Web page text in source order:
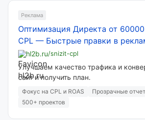
Реклама
Оптимизация Директа от
CPL — Быстрые правки в
hl2b.ru/snizit-cpl
Улучшаем качество трафика и
сайт и получить план.
Фокус на CPL и ROAS
Прозрачные
500+ проектов